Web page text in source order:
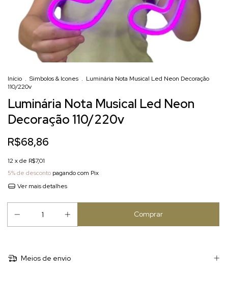
Início . Simbolos & Icones . Luminária Nota Musical Led Neon Decoração
110/220v
Luminária Nota Musical Led Neon
Decoração 110/220v
R$68,86
12 x de R$7,01
5% de desconto pagando com Pix
Ver mais detalhes
Meios de envio